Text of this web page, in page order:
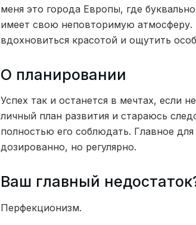
меня это города Европы, где
имеет свою неповторимую атмосферу.
вдохновиться красотой и ощутить
О планировании
Успех так и останется в мечтах, если
личный план развития и стараюсь
полностью его соблюдать. Главное
дозированно, но регулярно.
Ваш главный
Перфекционизм.